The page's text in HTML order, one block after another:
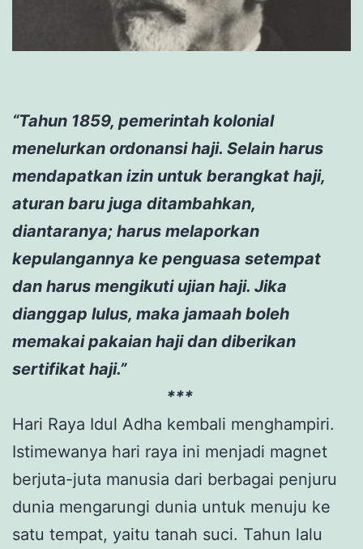
“Tahun 1859, pemerintah kolonial
menelurkan ordonansi haji. Selain harus
mendapatkan izin untuk berangkat haji,
aturan baru juga ditambahkan,
diantaranya; harus melaporkan
kepulangannya ke penguasa setempat
dan harus mengikuti ujian haji. Jika
dianggap lulus, maka jamaah boleh
memakai pakaian haji dan diberikan
sertifikat haji.”
***
Hari Raya Idul Adha kembali menghampiri.
Istimewanya hari raya ini menjadi magnet
berjuta-juta manusia dari berbagai penjuru
dunia mengarungi dunia untuk menuju ke
satu tempat, yaitu tanah suci. Tahun lalu